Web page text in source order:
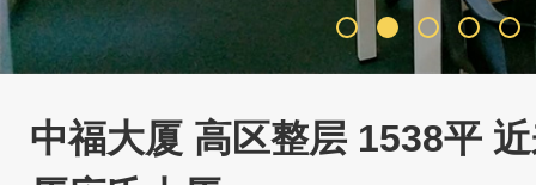
中福大厦 高区整层 1538平